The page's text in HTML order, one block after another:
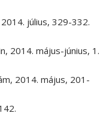
július, 329-332.
2014. május-június, 1.
2014. május, 201-